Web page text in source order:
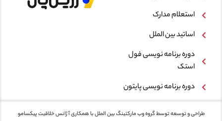
استعلام مدارک
اساتید بین الملل
دوره برنامه نویسی فول
استک
دوره برنامه نویسی پایتون
طراحی و توسعه توسط گروه وب مارکتینگ بین الملل با همکاریآژانس خلاقیت پیکسامو